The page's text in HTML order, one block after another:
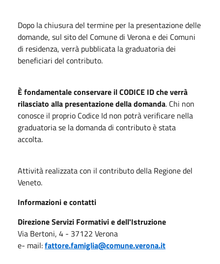
Dopo la chiusura del termine per la presentazione delle
domande, sul sito del Comune di Verona e dei Comuni
di residenza, verrà pubblicata la graduatoria dei
beneficiari del contributo.
È fondamentale conservare il CODICE ID che verrà
rilasciato alla presentazione della domanda. Chi non
conosce il proprio Codice Id non potrà verificare nella
graduatoria se la domanda di contributo è stata
accolta.
Attività realizzata con il contributo della Regione del
Veneto.
Informazioni e contatti
Direzione Servizi Formativi e dell'Istruzione
Via Bertoni, 4 - 37122 Verona
e- mail:fattore.famiglia@comune.verona.it